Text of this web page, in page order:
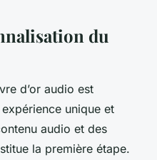
du
d’or audio est
unique et
audio et des
la première étape.